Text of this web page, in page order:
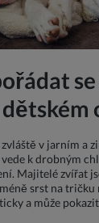
v jarním a
k drobným
Majitelé zvířat
srst na tričku
a může